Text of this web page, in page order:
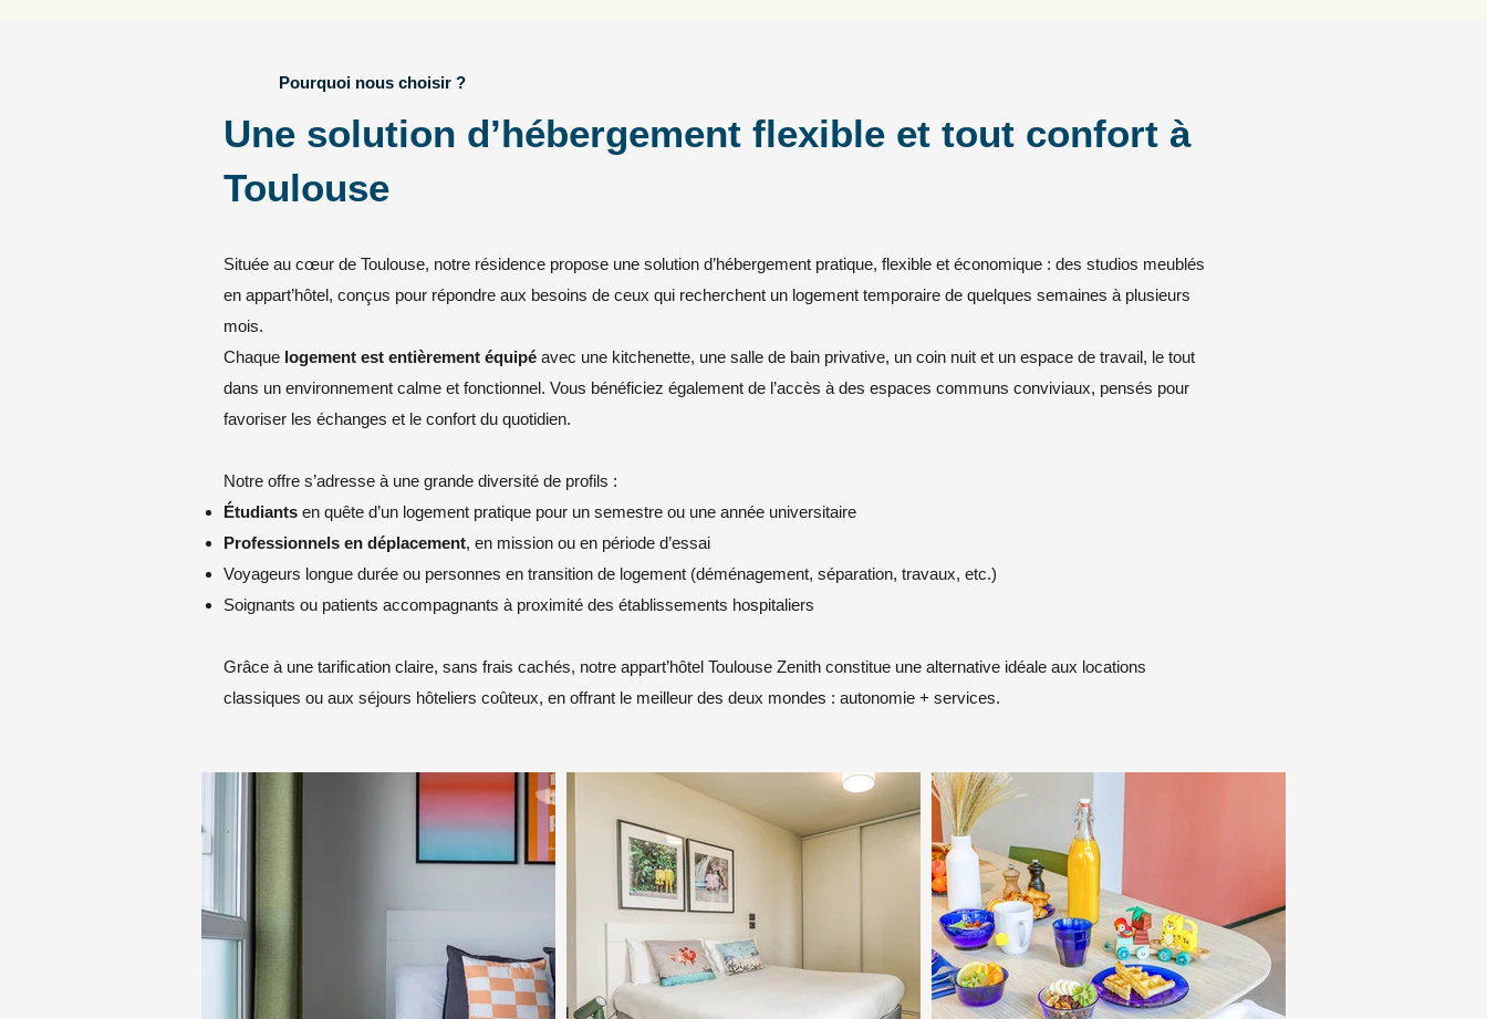
Pourquoi nous choisir ?
Une solution d’hébergement flexible et tout confort à
Toulouse
Située au cœur de Toulouse, notre résidence propose une solution d’hébergement pratique, flexible et économique : des studios meublés
en appart’hôtel, conçus pour répondre aux besoins de ceux qui recherchent un logement temporaire de quelques semaines à plusieurs
mois.
Chaque logement est entièrement équipé avec une kitchenette, une salle de bain privative, un coin nuit et un espace de travail, le tout
dans un environnement calme et fonctionnel. Vous bénéficiez également de l’accès à des espaces communs conviviaux, pensés pour
favoriser les échanges et le confort du quotidien.
Notre offre s’adresse à une grande diversité de profils :
Étudiants en quête d’un logement pratique pour un semestre ou une année universitaire
Professionnels en déplacement, en mission ou en période d’essai
Voyageurs longue durée ou personnes en transition de logement (déménagement, séparation, travaux, etc.)
Soignants ou patients accompagnants à proximité des établissements hospitaliers
Grâce à une tarification claire, sans frais cachés, notre appart’hôtel Toulouse Zenith constitue une alternative idéale aux locations
classiques ou aux séjours hôteliers coûteux, en offrant le meilleur des deux mondes : autonomie + services.